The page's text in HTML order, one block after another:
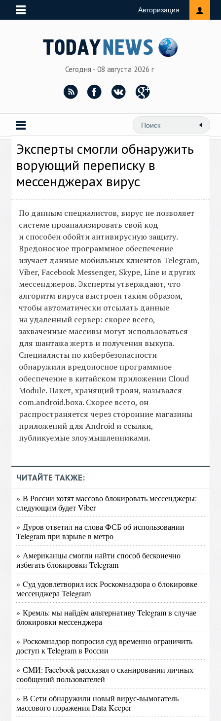
Авторизация
Сегодня - 08 августа 2026 г
Эксперты смогли обнаружить
ворующий переписку в
мессенджерах вирус
По данным специалистов, вирус не позволяет
системе проанализировать свой код
и способен обойти антивирусную защиту.
Вредоносное программное обеспечение
изучает данные мобильных клиентов Telegram,
Viber, Facebook Messenger, Skype, Line и других
мессенджеров. Эксперты утверждают, что
алгоритм вируса выстроен таким образом,
чтобы автоматически отсылать данные
на удаленный сервер: скорее всего,
захваченные массивы могут использоваться
для шантажа жертв и получения выкупа.
Специалисты по кибербезопасности
обнаружили вредоносное программное
обеспечение в китайском приложении Cloud
Module. Пакет, хранящий троян, назывался
com.android.boxa. Скорее всего, он
распространяется через сторонние магазины
приложений для Android и ссылки,
публикуемые злоумышленниками.
ЧИТАЙТЕ ТАКЖЕ:
» В России хотят массово блокировать мессенджеры:
следующим будет Viber
» Дуров ответил на слова ФСБ об использовании
Telegram при взрыве в метро
» Американцы смогли найти способ бесконечно
избегать блокировки Telegram
» Cуд удовлетворил иск Роскомнадзора о блокировке
мессенджера Telegram
» Кремль: мы найдём альтернативу Telegram в случае
блокировки мессенджера
» Роскомнадзор попросил суд временно ограничить
доступ к Telegram в России
» СМИ: Facebook рассказал о сканировании личных
сообщений пользователей
» В Сети обнаружили новый вирус-вымогатель
массового поражения Data Keeper